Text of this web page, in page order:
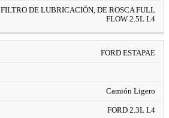
FILTRO DE LUBRICACIÓN, DE ROSCA FULL
FLOW 2.5L L4
FORD ESTAPAE
Camión Ligero
FORD 2.3L L4